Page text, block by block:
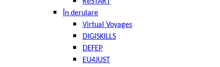
În derulare
Virtual Voyages
DIGISKILLS
DEFEP
EU4JUST